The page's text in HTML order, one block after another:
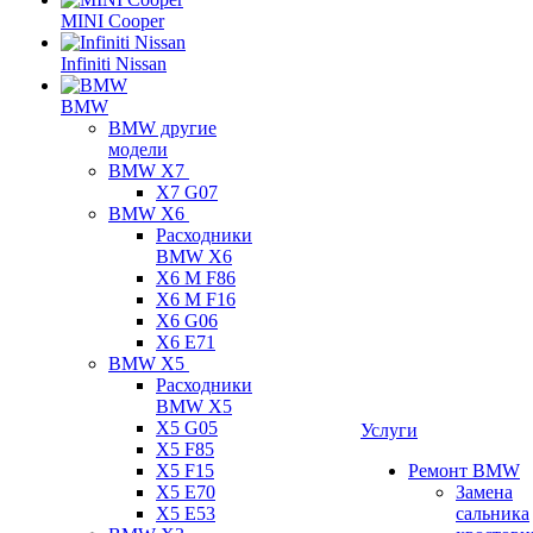
MINI Cooper
Infiniti Nissan
BMW
BMW другие
модели
BMW X7
X7 G07
BMW X6
Расходники
BMW X6
X6 M F86
X6 M F16
X6 G06
X6 E71
BMW X5
Расходники
BMW X5
X5 G05
X5 F85
X5 F15
X5 E70
X5 E53
Услуги
Ремонт BMW
Замена
сальника